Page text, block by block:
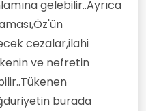
gelebilir..Ayrıca
cezalar,ilahi
ve nefretin
burada